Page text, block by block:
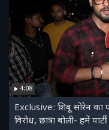
4:08
Exclusive: शिबू सोरेन का
विरोध, छात्रा बोली- हमें